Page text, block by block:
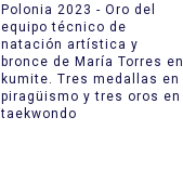
Polonia 2023 - Oro del
equipo técnico de
natación artística y
bronce de María Torres en
kumite. Tres medallas en
piragüismo y tres oros en
taekwondo